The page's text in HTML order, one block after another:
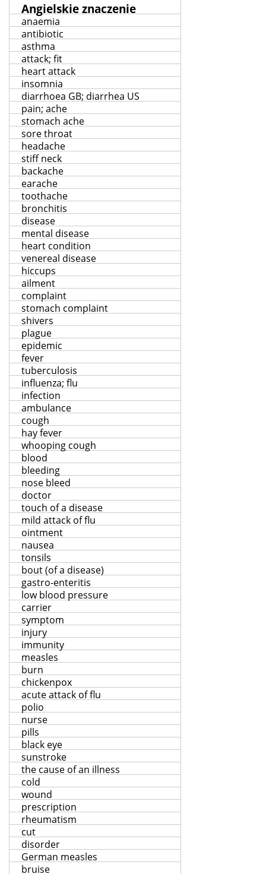
Angielskie znaczenie
anaemia
antibiotic
asthma
attack; fit
heart attack
insomnia
diarrhoea GB; diarrhea US
pain; ache
stomach ache
sore throat
headache
stiff neck
backache
earache
toothache
bronchitis
disease
mental disease
heart condition
venereal disease
hiccups
ailment
complaint
stomach complaint
shivers
plague
epidemic
fever
tuberculosis
influenza; flu
infection
ambulance
cough
hay fever
whooping cough
blood
bleeding
nose bleed
doctor
touch of a disease
mild attack of flu
ointment
nausea
tonsils
bout (of a disease)
gastro-enteritis
low blood pressure
carrier
symptom
injury
immunity
measles
burn
chickenpox
acute attack of flu
polio
nurse
pills
black eye
sunstroke
the cause of an illness
cold
wound
prescription
rheumatism
cut
disorder
German measles
bruise